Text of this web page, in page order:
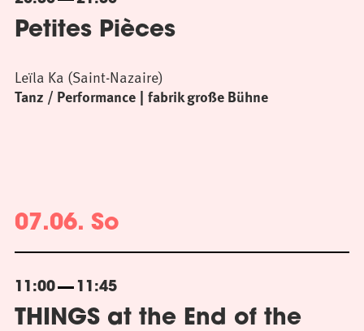
Petites Pièces
Tanz / Performance fabrik große Bühne
Leïla Ka (Saint-Nazaire)
07.06. So
11:00 11:45
THINGS at the End of the